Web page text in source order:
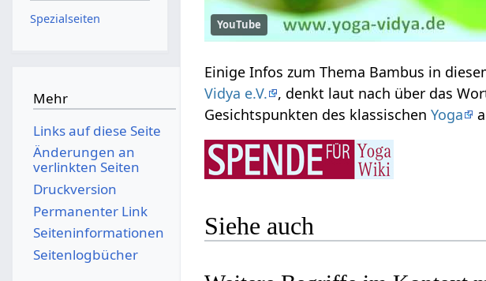
YouTube
Einige Infos zum
Vidya e.V.
, denkt laut nach über das Wort
Gesichtspunkten des klassischenYoga
Siehe auch
Spezialseiten
Mehr
Links auf diese Seite
Änderungen an
verlinkten Seiten
Druckversion
Permanenter Link
Seiten­­informationen
Seitenlogbücher